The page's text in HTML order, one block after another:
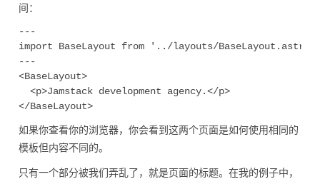
间：
---
import BaseLayout from '../layouts/
---
<BaseLayout>
  <p>Jamstack development agency.</p>
如果你查看你的浏览器，你会看到这两个页面是如何使用相同的
模板但内容不同的。
只有一个部分被我们弄乱了，就是页面的标题。在我的例子中，